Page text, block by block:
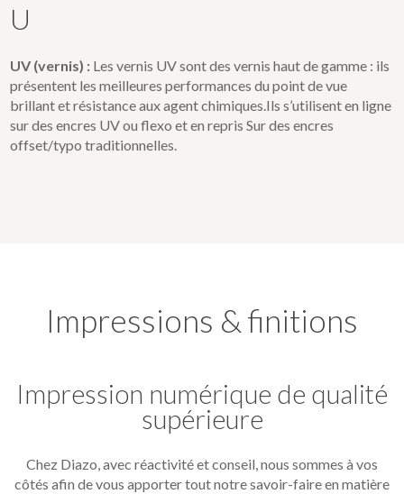
U
UV (vernis) : Les vernis UV sont des vernis haut de gamme : ils
présentent les meilleures performances du point de vue
brillant et résistance aux agent chimiques.Ils s’utilisent en ligne
sur des encres UV ou flexo et en repris Sur des encres
offset/typo traditionnelles.
Impressions & finitions
Impression numérique de qualité
supérieure
Chez Diazo, avec réactivité et conseil, nous sommes à vos
côtés afin de vous apporter tout notre savoir-faire en matière